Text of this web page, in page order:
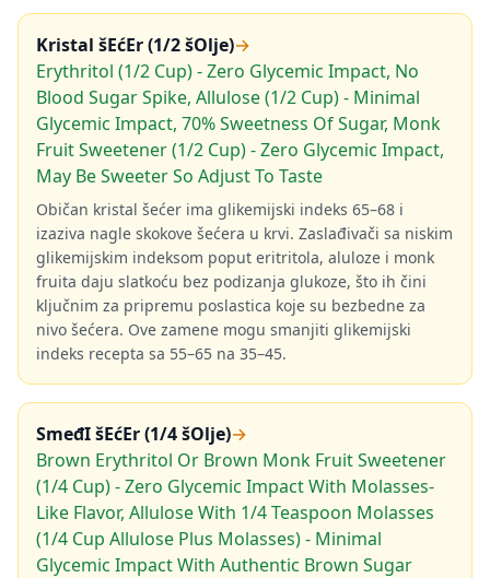
Kristal šEćEr (1/2 šOlje)→
Erythritol (1/2 Cup) - Zero Glycemic Impact, No
Blood Sugar Spike, Allulose (1/2 Cup) - Minimal
Glycemic Impact, 70% Sweetness Of Sugar, Monk
Fruit Sweetener (1/2 Cup) - Zero Glycemic Impact,
May Be Sweeter So Adjust To Taste
Običan kristal šećer ima glikemijski indeks 65–68 i
izaziva nagle skokove šećera u krvi. Zaslađivači sa niskim
glikemijskim indeksom poput eritritola, aluloze i monk
fruita daju slatkoću bez podizanja glukoze, što ih čini
ključnim za pripremu poslastica koje su bezbedne za
nivo šećera. Ove zamene mogu smanjiti glikemijski
indeks recepta sa 55–65 na 35–45.
SmeđI šEćEr (1/4 šOlje)→
Brown Erythritol Or Brown Monk Fruit Sweetener
(1/4 Cup) - Zero Glycemic Impact With Molasses-
Like Flavor, Allulose With 1/4 Teaspoon Molasses
(1/4 Cup Allulose Plus Molasses) - Minimal
Glycemic Impact With Authentic Brown Sugar